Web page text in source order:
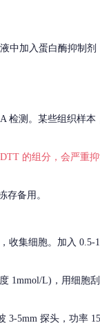
中加入蛋白酶抑制剂
检测。某些组织样本
的组分，会严重
存备用。
收集细胞。加入
1mmol/L)，用细胞
5mm 探头，功率